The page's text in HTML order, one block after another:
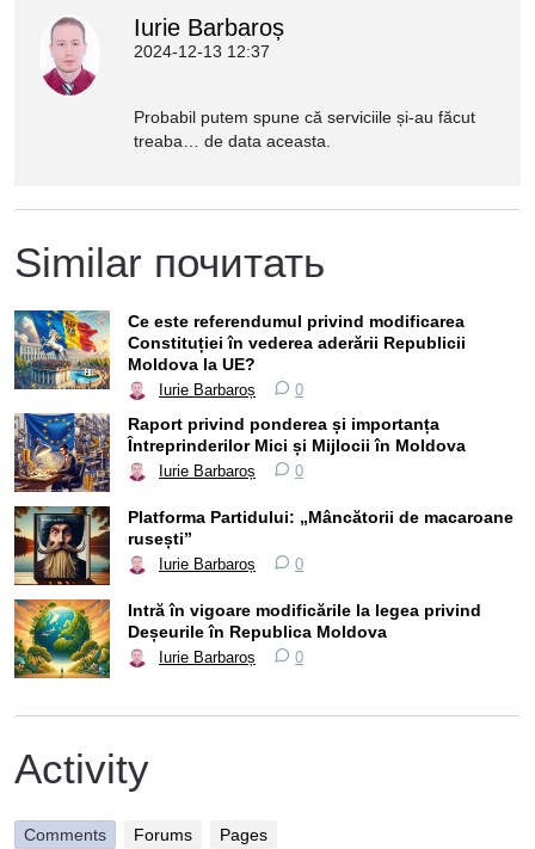
Iurie Barbaroș
2024-12-13 12:37
Probabil putem spune că serviciile și-au făcut
treaba… de data aceasta.
Similar почитать
Ce este referendumul privind modificarea
Constituției în vederea aderării Republicii
Moldova la UE?
Iurie Barbaroș 0
Raport privind ponderea și importanța
Întreprinderilor Mici și Mijlocii în Moldova
Iurie Barbaroș 0
Platforma Partidului: „Mâncătorii de macaroane
rusești”
Iurie Barbaroș 0
Intră în vigoare modificările la legea privind
Deșeurile în Republica Moldova
Iurie Barbaroș 0
Activity
Comments Forums Pages